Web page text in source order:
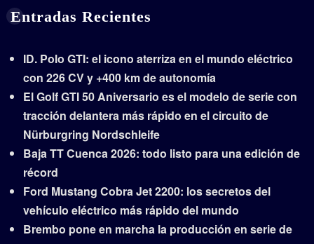
Entradas Recientes
ID. Polo GTI: el icono aterriza en el mundo eléctrico
con 226 CV y +400 km de autonomía
El Golf GTI 50 Aniversario es el modelo de serie con
tracción delantera más rápido en el circuito de
Nürburgring Nordschleife
Baja TT Cuenca 2026: todo listo para una edición de
récord
Ford Mustang Cobra Jet 2200: los secretos del
vehículo eléctrico más rápido del mundo
Brembo pone en marcha la producción en serie de